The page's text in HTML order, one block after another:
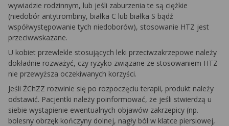
wywiadzie rodzinnym, lub jeśli zaburzenia te są ciężkie
(niedobór antytrombiny, białka C lub białka S bądź
współwystępowanie tych niedoborów), stosowanie HTZ jest
przeciwwskazane.
U kobiet przewlekle stosujących leki przeciwzakrzepowe należy
dokładnie rozważyć, czy ryzyko związane ze stosowaniem HTZ
nie przewyższa oczekiwanych korzyści.
Jeśli ŻChZZ rozwinie się po rozpoczęciu terapii, produkt należy
odstawić. Pacjentki należy poinformować, że jeśli stwierdzą u
siebie wystąpienie ewentualnych objawów zakrzepicy (np.
bolesny obrzęk kończyny dolnej, nagły ból w klatce piersiowej,